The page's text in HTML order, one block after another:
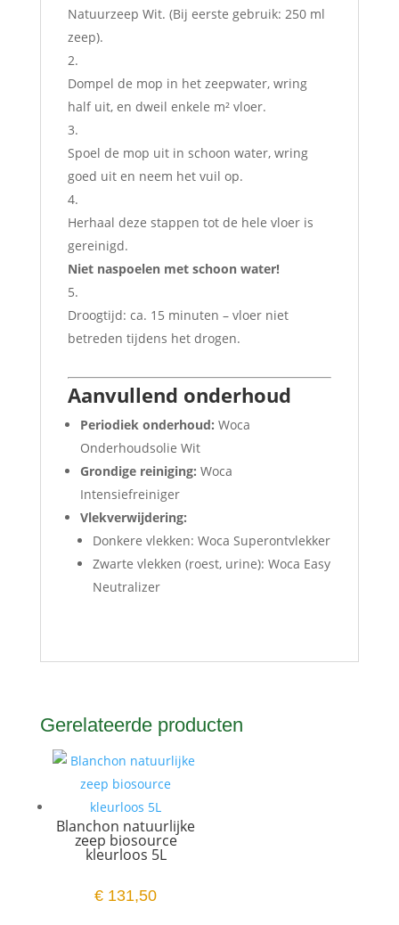
Natuurzeep Wit. (Bij eerste gebruik: 250 ml
zeep).
Dompel de mop in het zeepwater, wring
half uit, en dweil enkele m² vloer.
Spoel de mop uit in schoon water, wring
goed uit en neem het vuil op.
Herhaal deze stappen tot de hele vloer is
gereinigd.
Niet naspoelen met schoon water!
Droogtijd: ca. 15 minuten – vloer niet
betreden tijdens het drogen.
Aanvullend onderhoud
Periodiek onderhoud: Woca
Onderhoudsolie Wit
Grondige reiniging: Woca
Intensiefreiniger
Vlekverwijdering:
Donkere vlekken: Woca Superontvlekker
Zwarte vlekken (roest, urine): Woca Easy
Neutralizer
Gerelateerde producten
Blanchon natuurlijke
zeep biosource
kleurloos 5L
€ 131,50